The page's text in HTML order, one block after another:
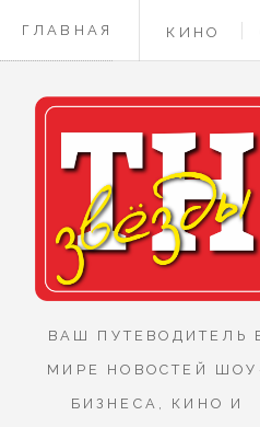
ГЛАВНАЯ КИНО
ВАШ ПУТЕВОДИТЕЛЬ
МИРЕ НОВОСТЕЙ
БИЗНЕСА, КИНО И